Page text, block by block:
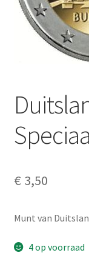
Alg. voorw.
Privacybeleid
€ 3,50
Munt van
4 op voorraad